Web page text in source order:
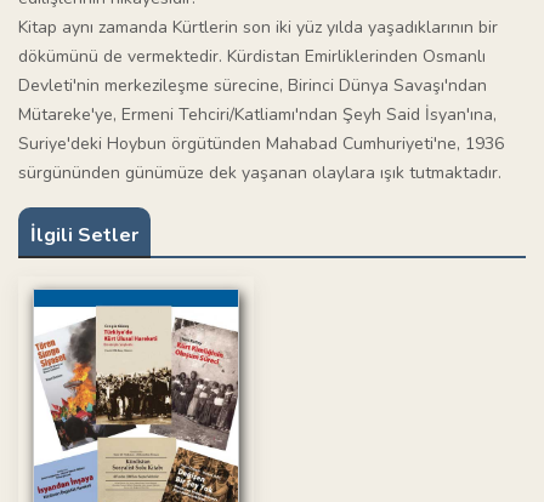
Kitap aynı zamanda Kürtlerin son iki yüz yılda yaşadıklarının bir
dökümünü de vermektedir. Kürdistan Emirliklerinden Osmanlı
Devleti'nin merkezileşme sürecine, Birinci Dünya Savaşı'ndan
Mütareke'ye, Ermeni Tehciri/Katliamı'ndan Şeyh Said İsyan'ına,
Suriye'deki Hoybun örgütünden Mahabad Cumhuriyeti'ne, 1936
sürgününden günümüze dek yaşanan olaylara ışık tutmaktadır.
İlgili Setler